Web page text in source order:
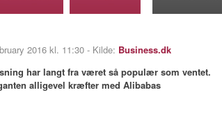
2016 kl. 11:30 - Kilde: Business.dk
har langt fra været så populær som ventet.
alligevel kræfter med Alibabas